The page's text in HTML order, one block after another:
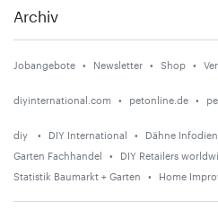
Archiv
Jobangebote Newsletter Shop
diyinternational.com petonline.de
diy DIY International Dähne
Garten Fachhandel
DIY Retailers
Statistik Baumarkt + Garten
Home